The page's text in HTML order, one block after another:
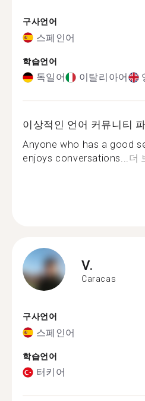
구사언어
스페인어
학습언어
독일어 이탈리아어
이상적인 언어 커뮤니티
Anyone who has a good
enjoys conversations...더
V.
Caracas
구사언어
스페인어
학습언어
터키어